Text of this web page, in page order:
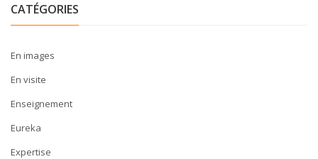
CATÉGORIES
En images
En visite
Enseignement
Eureka
Expertise